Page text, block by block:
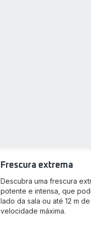
Frescura extrema
Descubra uma frescura
potente e intensa, que
lado da sala ou até 12 m
velocidade máxima.